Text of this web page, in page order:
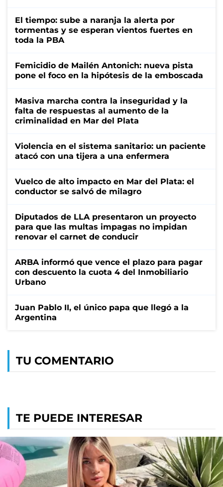
El tiempo: sube a naranja la alerta por
tormentas y se esperan vientos fuertes en
toda la PBA
Femicidio de Mailén Antonich: nueva pista
pone el foco en la hipótesis de la emboscada
Masiva marcha contra la inseguridad y la
falta de respuestas al aumento de la
criminalidad en Mar del Plata
Violencia en el sistema sanitario: un paciente
atacó con una tijera a una enfermera
Vuelco de alto impacto en Mar del Plata: el
conductor se salvó de milagro
Diputados de LLA presentaron un proyecto
para que las multas impagas no impidan
renovar el carnet de conducir
ARBA informó que vence el plazo para pagar
con descuento la cuota 4 del Inmobiliario
Urbano
Juan Pablo II, el único papa que llegó a la
Argentina
TU COMENTARIO
TE PUEDE INTERESAR